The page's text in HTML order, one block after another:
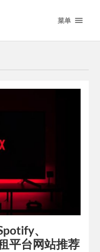
菜单
、
平台网站推荐